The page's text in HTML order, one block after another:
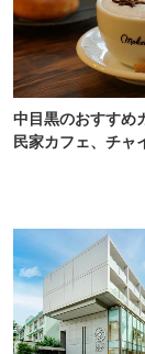
中目黒のおすすめ
民家カフェ、チャ